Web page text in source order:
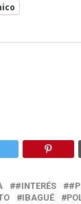
#INTERÉS
IBAGUÉ